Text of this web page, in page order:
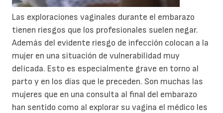
Las exploraciones vaginales durante el embarazo
tienen riesgos que los profesionales suelen negar.
Además del evidente riesgo de infección colocan a la
mujer en una situación de vulnerabilidad muy
delicada. Esto es especialmente grave en torno al
parto y en los días que le preceden. Son muchas las
mujeres que en una consulta al final del embarazo
han sentido como al explorar su vagina el médico les